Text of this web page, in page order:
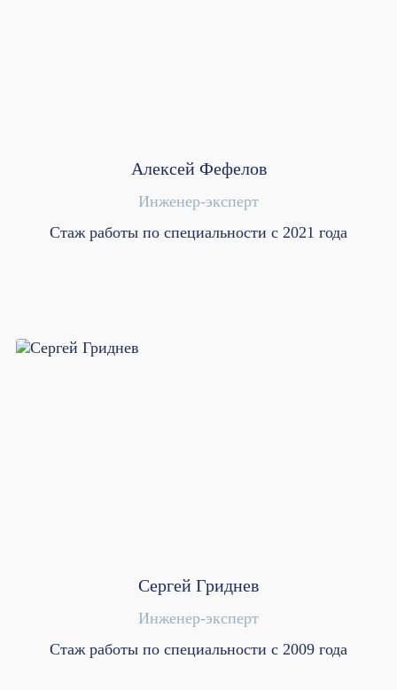
Алексей Фефелов
Инженер-эксперт
Стаж работы по специальности с 2021 года
Сергей Гриднев
Инженер-эксперт
Стаж работы по специальности с 2009 года